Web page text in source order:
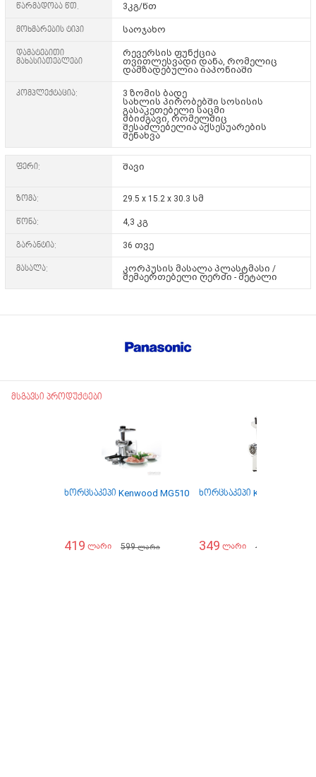
წარმადობა წთ. 3კგ/წთ
მოხმარების ტიპი საოჯახო
დამატებითი
მახასიათებლები
რევერსის ფუნქცია
თვითლესვადი დანა, რომელიც
დამზადებულია იაპონიაში
კომპლექტაცია:
3 ზომის ბადე
სახლის პირობებში სოსისის
გასაკეთებელი საცმი
მბიძგავი, რომელშიც
შესაძლებელია აქსესუარების
შენახვა
ფერი: შავი
ზომა: 29.5 x 15.2 x 30.3 სმ
წონა: 4,3 კგ
გარანტია: 36 თვე
მასალა:
კორპუსის მასალა პლასტმასი /
შემაერთებელი ღერძი - მეტალი
მსგავსი პროდუქტები
ხორცსაკეპი Kenwood MG510
419 ლარი 599ლარი
ხორცსაკეპი Kenwood
349 ლარი 499